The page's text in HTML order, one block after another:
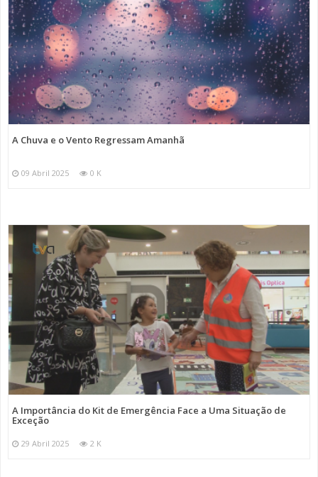
A Chuva e o Vento Regressam Amanhã
09 Abril 2025 0 K
A Importância do Kit de Emergência Face a Uma Situação de
Exceção
29 Abril 2025 2 K